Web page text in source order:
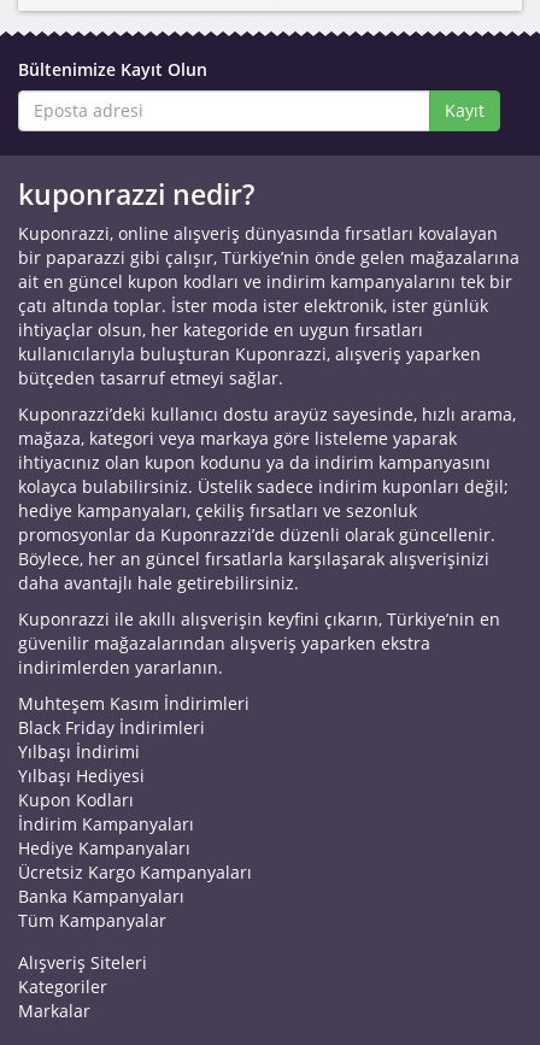
Bültenimize Kayıt Olun
Kayıt
kuponrazzi nedir?
Kuponrazzi, online alışveriş dünyasında fırsatları kovalayan
bir paparazzi gibi çalışır, Türkiye’nin önde gelen mağazalarına
ait en güncel kupon kodları ve indirim kampanyalarını tek bir
çatı altında toplar. İster moda ister elektronik, ister günlük
ihtiyaçlar olsun, her kategoride en uygun fırsatları
kullanıcılarıyla buluşturan Kuponrazzi, alışveriş yaparken
bütçeden tasarruf etmeyi sağlar.
Kuponrazzi’deki kullanıcı dostu arayüz sayesinde, hızlı arama,
mağaza, kategori veya markaya göre listeleme yaparak
ihtiyacınız olan kupon kodunu ya da indirim kampanyasını
kolayca bulabilirsiniz. Üstelik sadece indirim kuponları değil;
hediye kampanyaları, çekiliş fırsatları ve sezonluk
promosyonlar da Kuponrazzi’de düzenli olarak güncellenir.
Böylece, her an güncel fırsatlarla karşılaşarak alışverişinizi
daha avantajlı hale getirebilirsiniz.
Kuponrazzi ile akıllı alışverişin keyfini çıkarın, Türkiye’nin en
güvenilir mağazalarından alışveriş yaparken ekstra
indirimlerden yararlanın.
Muhteşem Kasım İndirimleri
Black Friday İndirimleri
Yılbaşı İndirimi
Yılbaşı Hediyesi
Kupon Kodları
İndirim Kampanyaları
Hediye Kampanyaları
Ücretsiz Kargo Kampanyaları
Banka Kampanyaları
Tüm Kampanyalar
Alışveriş Siteleri
Kategoriler
Markalar